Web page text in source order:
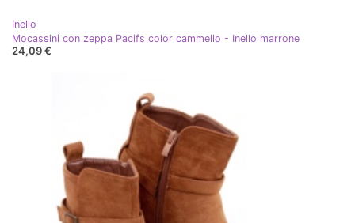
Inello
Mocassini con zeppa Pacifs color cammello - Inello marrone
24,09 €